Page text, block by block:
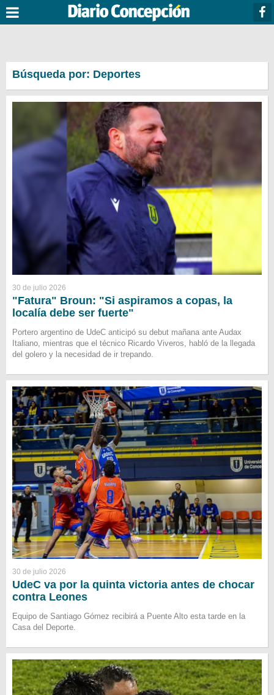
Búsqueda por: Deportes
30 de julio 2026
"Fatura" Broun: "Si aspiramos a copas, la
localía debe ser fuerte"
Portero argentino de UdeC anticipó su debut mañana ante Audax
Italiano, mientras que el técnico Ricardo Viveros, habló de la llegada
del golero y la necesidad de ir trepando.
30 de julio 2026
UdeC va por la quinta victoria antes de chocar
contra Leones
Equipo de Santiago Gómez recibirá a Puente Alto esta tarde en la
Casa del Deporte.